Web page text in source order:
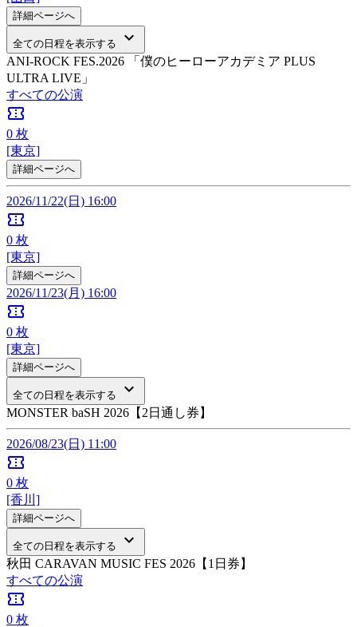
詳細ページへ
全ての日程を表示する keyboard_arrow_down
ANI-ROCK FES.2026 「僕のヒーローアカデミア PLUS
ULTRA LIVE」
すべての公演
confirmation_number
0 枚
[東京]
詳細ページへ
2026/11/22(日) 16:00
confirmation_number
0 枚
[東京]
詳細ページへ
2026/11/23(月) 16:00
confirmation_number
0 枚
[東京]
詳細ページへ
全ての日程を表示する keyboard_arrow_down
MONSTER baSH 2026【2日通し券】
2026/08/23(日) 11:00
confirmation_number
0 枚
[香川]
詳細ページへ
全ての日程を表示する keyboard_arrow_down
秋田 CARAVAN MUSIC FES 2026【1日券】
すべての公演
confirmation_number
0 枚